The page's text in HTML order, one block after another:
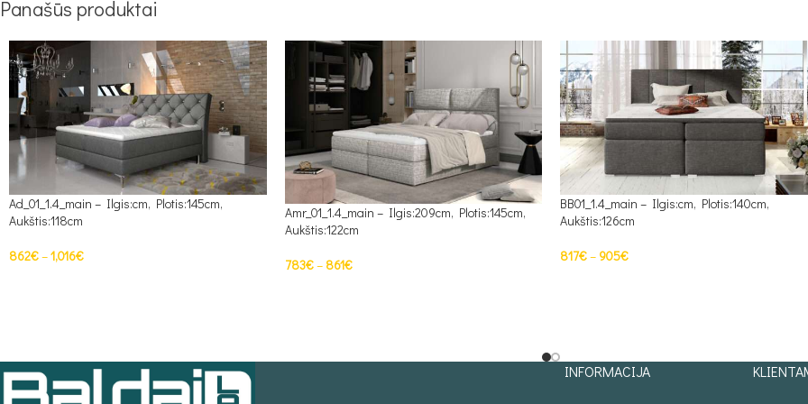
Panašūs produktai
Ad_01_1.4_main – Ilgis:cm, Plotis:145cm,
Aukštis:118cm
862€–1,016€
Amr_01_1.4_main – Ilgis:209cm, Plotis:145cm,
Aukštis:122cm
783€– 861€
BB01_1.4_main – Ilgis:cm, Plotis:140cm,
Aukštis:126cm
817€– 905€
INFORMACIJA